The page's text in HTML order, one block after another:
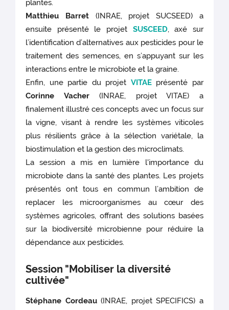
plantes.
Matthieu Barret (INRAE, projet SUCSEED) a
ensuite présenté le projet SUSCEED, axé sur
l’identification d’alternatives aux pesticides pour le
traitement des semences, en s’appuyant sur les
interactions entre le microbiote et la graine.
Enfin, une partie du projet VITAEprésenté par
Corinne Vacher(INRAE, projet VITAE) a
finalement illustré ces concepts avec un focus sur
la vigne, visant à rendre les systèmes viticoles
plus résilients grâce à la sélection variétale, la
biostimulation et la gestion des microclimats.
La session a mis en lumière l'importance du
microbiote dans la santé des plantes. Les projets
présentés ont tous en commun l’ambition de
replacer les microorganismes au cœur des
systèmes agricoles, offrant des solutions basées
sur la biodiversité microbienne pour réduire la
dépendance aux pesticides.
Session "Mobiliser la diversité
cultivée"
Stéphane Cordeau(INRAE, projet SPECIFICS) a